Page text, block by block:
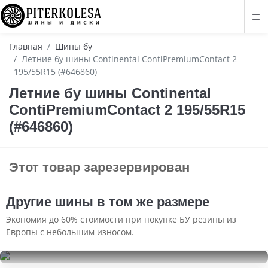
Главная
Шины бу
Летние бу шины Continental ContiPremiumContact 2
195/55R15 (#646860)
Летние бу шины Continental
ContiPremiumContact 2 195/55R15
(#646860)
Этот товар зарезервирован
Другие шины в том же размере
Экономия до 60% стоимости при покупке БУ резины из
Европы с небольшим износом.